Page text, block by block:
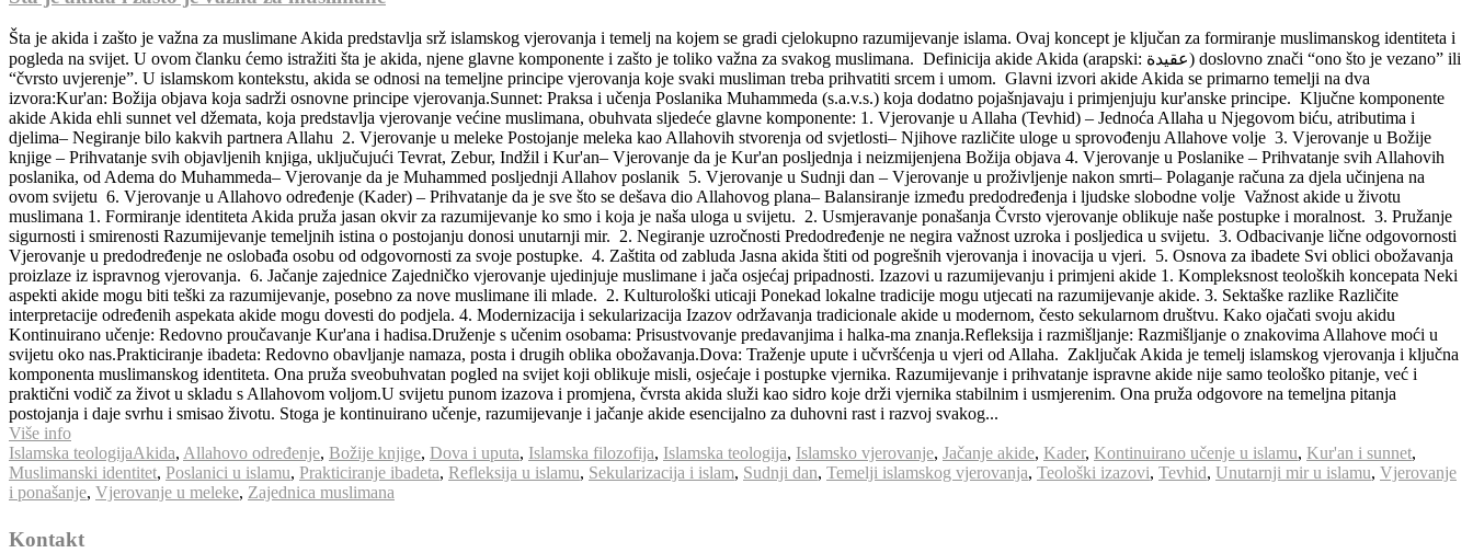
Šta je akida i zašto je važna za muslimane Akida predstavlja srž islamskog vjerovanja i temelj na kojem se gradi cjelokupno razumijevanje islama. Ovaj koncept je ključan za formiranje muslimanskog identiteta i
pogleda na svijet. U ovom članku ćemo istražiti šta je akida, njene glavne komponente i zašto je toliko važna za svakog muslimana. Definicija akide Akida (arapski: عقيدة) doslovno znači “ono što je vezano” ili
“čvrsto uvjerenje”. U islamskom kontekstu, akida se odnosi na temeljne principe vjerovanja koje svaki musliman treba prihvatiti srcem i umom. Glavni izvori akide Akida se primarno temelji na dva
izvora:Kur'an: Božija objava koja sadrži osnovne principe vjerovanja.Sunnet: Praksa i učenja Poslanika Muhammeda (s.a.v.s.) koja dodatno pojašnjavaju i primjenjuju kur'anske principe. Ključne komponente
akide Akida ehli sunnet vel džemata, koja predstavlja vjerovanje većine muslimana, obuhvata sljedeće glavne komponente: 1. Vjerovanje u Allaha (Tevhid) – Jednoća Allaha u Njegovom biću, atributima i
djelima– Negiranje bilo kakvih partnera Allahu 2. Vjerovanje u meleke Postojanje meleka kao Allahovih stvorenja od svjetlosti– Njihove različite uloge u sprovođenju Allahove volje 3. Vjerovanje u Božije
knjige – Prihvatanje svih objavljenih knjiga, uključujući Tevrat, Zebur, Indžil i Kur'an– Vjerovanje da je Kur'an posljednja i neizmijenjena Božija objava 4. Vjerovanje u Poslanike – Prihvatanje svih Allahovih
poslanika, od Adema do Muhammeda– Vjerovanje da je Muhammed posljednji Allahov poslanik 5. Vjerovanje u Sudnji dan – Vjerovanje u proživljenje nakon smrti– Polaganje računa za djela učinjena na
ovom svijetu 6. Vjerovanje u Allahovo određenje (Kader) – Prihvatanje da je sve što se dešava dio Allahovog plana– Balansiranje između predodređenja i ljudske slobodne volje Važnost akide u životu
muslimana 1. Formiranje identiteta Akida pruža jasan okvir za razumijevanje ko smo i koja je naša uloga u svijetu. 2. Usmjeravanje ponašanja Čvrsto vjerovanje oblikuje naše postupke i moralnost. 3. Pružanje
sigurnosti i smirenosti Razumijevanje temeljnih istina o postojanju donosi unutarnji mir. 2. Negiranje uzročnosti Predodređenje ne negira važnost uzroka i posljedica u svijetu. 3. Odbacivanje lične odgovornosti
Vjerovanje u predodređenje ne oslobađa osobu od odgovornosti za svoje postupke. 4. Zaštita od zabluda Jasna akida štiti od pogrešnih vjerovanja i inovacija u vjeri. 5. Osnova za ibadete Svi oblici obožavanja
proizlaze iz ispravnog vjerovanja. 6. Jačanje zajednice Zajedničko vjerovanje ujedinjuje muslimane i jača osjećaj pripadnosti. Izazovi u razumijevanju i primjeni akide 1. Kompleksnost teoloških koncepata Neki
aspekti akide mogu biti teški za razumijevanje, posebno za nove muslimane ili mlade. 2. Kulturološki uticaji Ponekad lokalne tradicije mogu utjecati na razumijevanje akide. 3. Sektaške razlike Različite
interpretacije određenih aspekata akide mogu dovesti do podjela. 4. Modernizacija i sekularizacija Izazov održavanja tradicionale akide u modernom, često sekularnom društvu. Kako ojačati svoju akidu
Kontinuirano učenje: Redovno proučavanje Kur'ana i hadisa.Druženje s učenim osobama: Prisustvovanje predavanjima i halka-ma znanja.Refleksija i razmišljanje: Razmišljanje o znakovima Allahove moći u
svijetu oko nas.Prakticiranje ibadeta: Redovno obavljanje namaza, posta i drugih oblika obožavanja.Dova: Traženje upute i učvršćenja u vjeri od Allaha. Zaključak Akida je temelj islamskog vjerovanja i ključna
komponenta muslimanskog identiteta. Ona pruža sveobuhvatan pogled na svijet koji oblikuje misli, osjećaje i postupke vjernika. Razumijevanje i prihvatanje ispravne akide nije samo teološko pitanje, već i
praktični vodič za život u skladu s Allahovom voljom.U svijetu punom izazova i promjena, čvrsta akida služi kao sidro koje drži vjernika stabilnim i usmjerenim. Ona pruža odgovore na temeljna pitanja
postojanja i daje svrhu i smisao životu. Stoga je kontinuirano učenje, razumijevanje i jačanje akide esencijalno za duhovni rast i razvoj svakog...
Više info
Islamska teologijaAkida, Allahovo određenje, Božije knjige, Dova i uputa, Islamska filozofija, Islamska teologija, Islamsko vjerovanje, Jačanje akide, Kader, Kontinuirano učenje u islamu, Kur'an i sunnet,
Muslimanski identitet, Poslanici u islamu, Prakticiranje ibadeta, Refleksija u islamu, Sekularizacija i islam, Sudnji dan, Temelji islamskog vjerovanja, Teološki izazovi, Tevhid, Unutarnji mir u islamu, Vjerovanje
i ponašanje, Vjerovanje u meleke, Zajednica muslimana
Kontakt